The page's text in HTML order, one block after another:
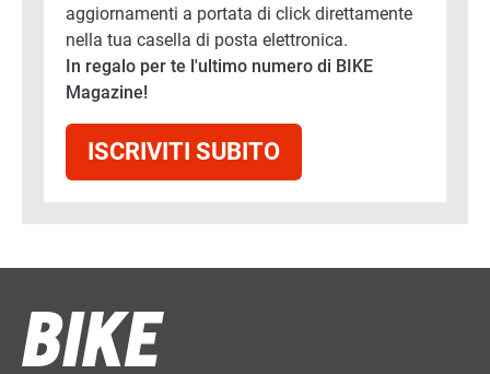
aggiornamenti a portata di click direttamente
nella tua casella di posta elettronica.
In regalo per te l'ultimo numero di BIKE
Magazine!
ISCRIVITI SUBITO